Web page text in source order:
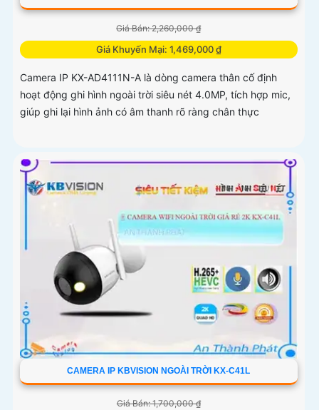
Giá Bán: 2,260,000 ₫
Giá Khuyến Mại: 1,469,000 ₫
Camera IP KX-AD4111N-A là dòng camera thân cố định
hoạt động ghi hình ngoài trời siêu nét 4.0MP, tích hợp mic,
giúp ghi lại hình ảnh có âm thanh rõ ràng chân thực
CAMERA IP KBVISION NGOÀI TRỜI KX-C41L
Giá Bán: 1,700,000 ₫